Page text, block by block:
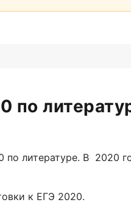
по
литературе. В 2020
к ЕГЭ 2020.